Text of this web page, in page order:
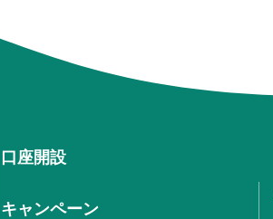
口座開設
キャンペーン